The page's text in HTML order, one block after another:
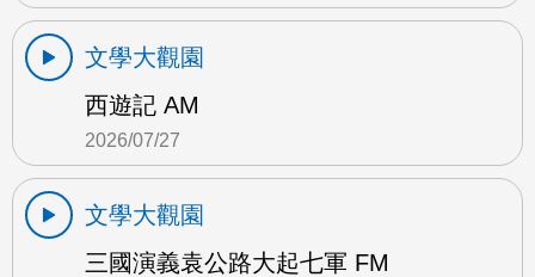
文學大觀園
西遊記 AM
2026/07/27
文學大觀園
三國演義袁公路大起七軍 FM